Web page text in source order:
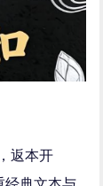
返本开